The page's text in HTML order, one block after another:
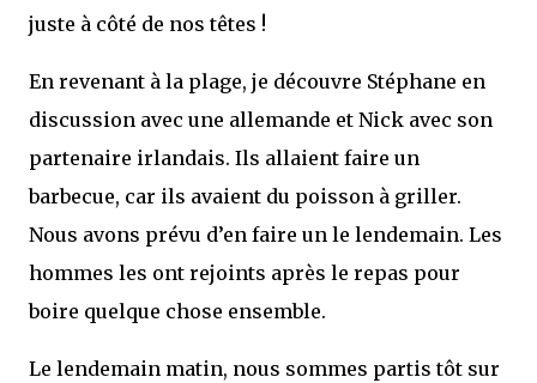
juste à côté de nos têtes !
En revenant à la plage, je découvre Stéphane en
discussion avec une allemande et Nick avec son
partenaire irlandais. Ils allaient faire un
barbecue, car ils avaient du poisson à griller.
Nous avons prévu d’en faire un le lendemain. Les
hommes les ont rejoints après le repas pour
boire quelque chose ensemble.
Le lendemain matin, nous sommes partis tôt sur